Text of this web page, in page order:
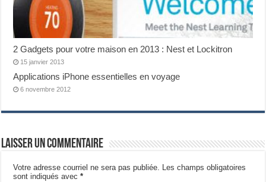
2 Gadgets pour votre maison en 2013 : Nest et Lockitron
15 janvier 2013
Applications iPhone essentielles en voyage
6 novembre 2012
Laisser un commentaire
Votre adresse courriel ne sera pas publiée.
Les champs obligatoires
sont indiqués avec*